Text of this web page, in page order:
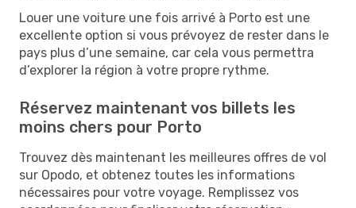
Louer une voiture une fois arrivé à Porto est une
excellente option si vous prévoyez de rester dans le
pays plus d’une semaine, car cela vous permettra
d’explorer la région à votre propre rythme.
Réservez maintenant vos billets les
moins chers pour Porto
Trouvez dès maintenant les meilleures offres de vol
sur Opodo, et obtenez toutes les informations
nécessaires pour votre voyage. Remplissez vos